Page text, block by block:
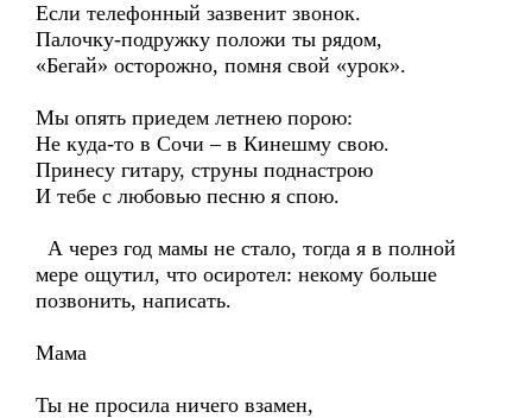
Если телефонный зазвенит звонок.
Палочку-подружку положи ты рядом,
«Бегай» осторожно, помня свой «урок».
Мы опять приедем летнею порою:
Не куда-то в Сочи – в Кинешму свою.
Принесу гитару, струны поднастрою
И тебе с любовью песню я спою.
А через год мамы не стало, тогда я в полной
мере ощутил, что осиротел: некому больше
позвонить, написать.
Мама
Ты не просила ничего взамен,